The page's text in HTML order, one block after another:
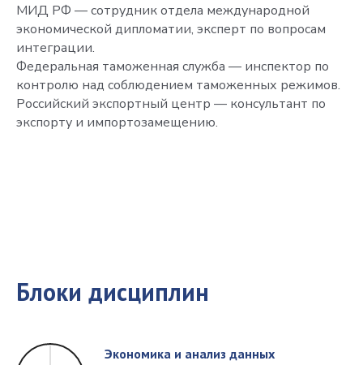
МИД РФ — сотрудник отдела международной
экономической дипломатии, эксперт по вопросам
интеграции.
Федеральная таможенная служба — инспектор по
контролю над соблюдением таможенных режимов.
Российский экспортный центр — консультант по
экспорту и импортозамещению.
Блоки дисциплин
Экономика и анализ данных